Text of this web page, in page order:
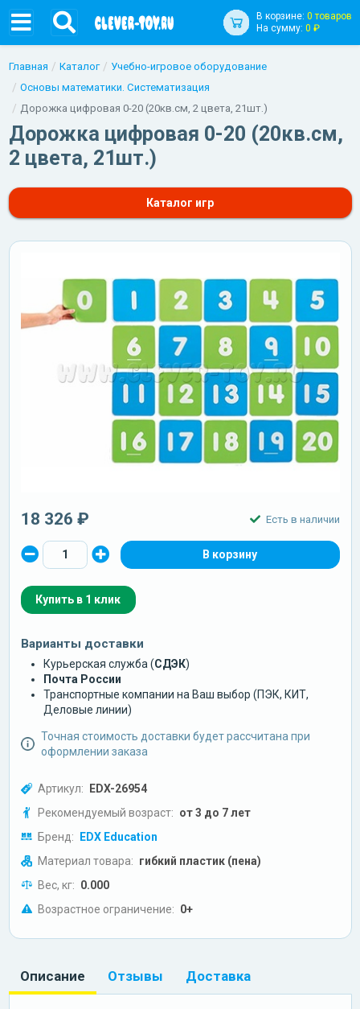
В корзине: 0 товаров
На сумму: 0 ₽
Главная Каталог
Учебно-игровое оборудование
Основы математики. Систематизация
Дорожка цифровая 0-20 (20кв.см, 2 цвета, 21шт.)
Дорожка цифровая 0-20 (20кв.см,
2 цвета, 21шт.)
Каталог игр
18 326 ₽ Есть в наличии
Купить в 1 клик
Варианты доставки
Курьерская служба (СДЭК)
Почта России
Транспортные компании на Ваш выбор (ПЭК, КИТ,
Деловые линии)
Точная стоимость доставки будет рассчитана при
оформлении заказа
Артикул: EDX-26954
Рекомендуемый возраст: от 3 до 7 лет
Бренд: EDX Education
Материал товара: гибкий пластик (пена)
Вес, кг: 0.000
Возрастное ограничение: 0+
Описание Отзывы Доставка